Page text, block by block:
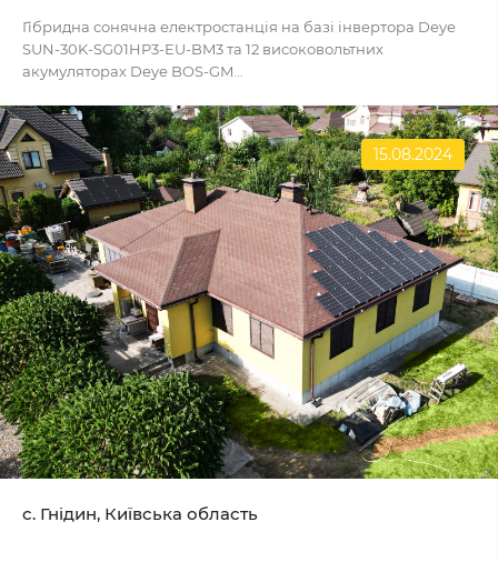
Гібридна сонячна електростанція на базі інвертора Deye
SUN-30K-SG01HP3-EU-BM3 та 12 високовольтних
акумуляторах Deye BOS-GM...
15.08.2024
с. Гнідин, Київська область